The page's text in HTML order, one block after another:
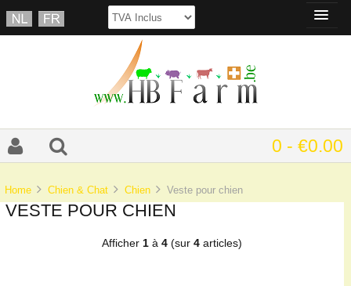
0 - €0.00
Home Chien & Chat Chien Veste pour chien
VESTE POUR CHIEN
Afficher 1 à4 (sur4 articles)